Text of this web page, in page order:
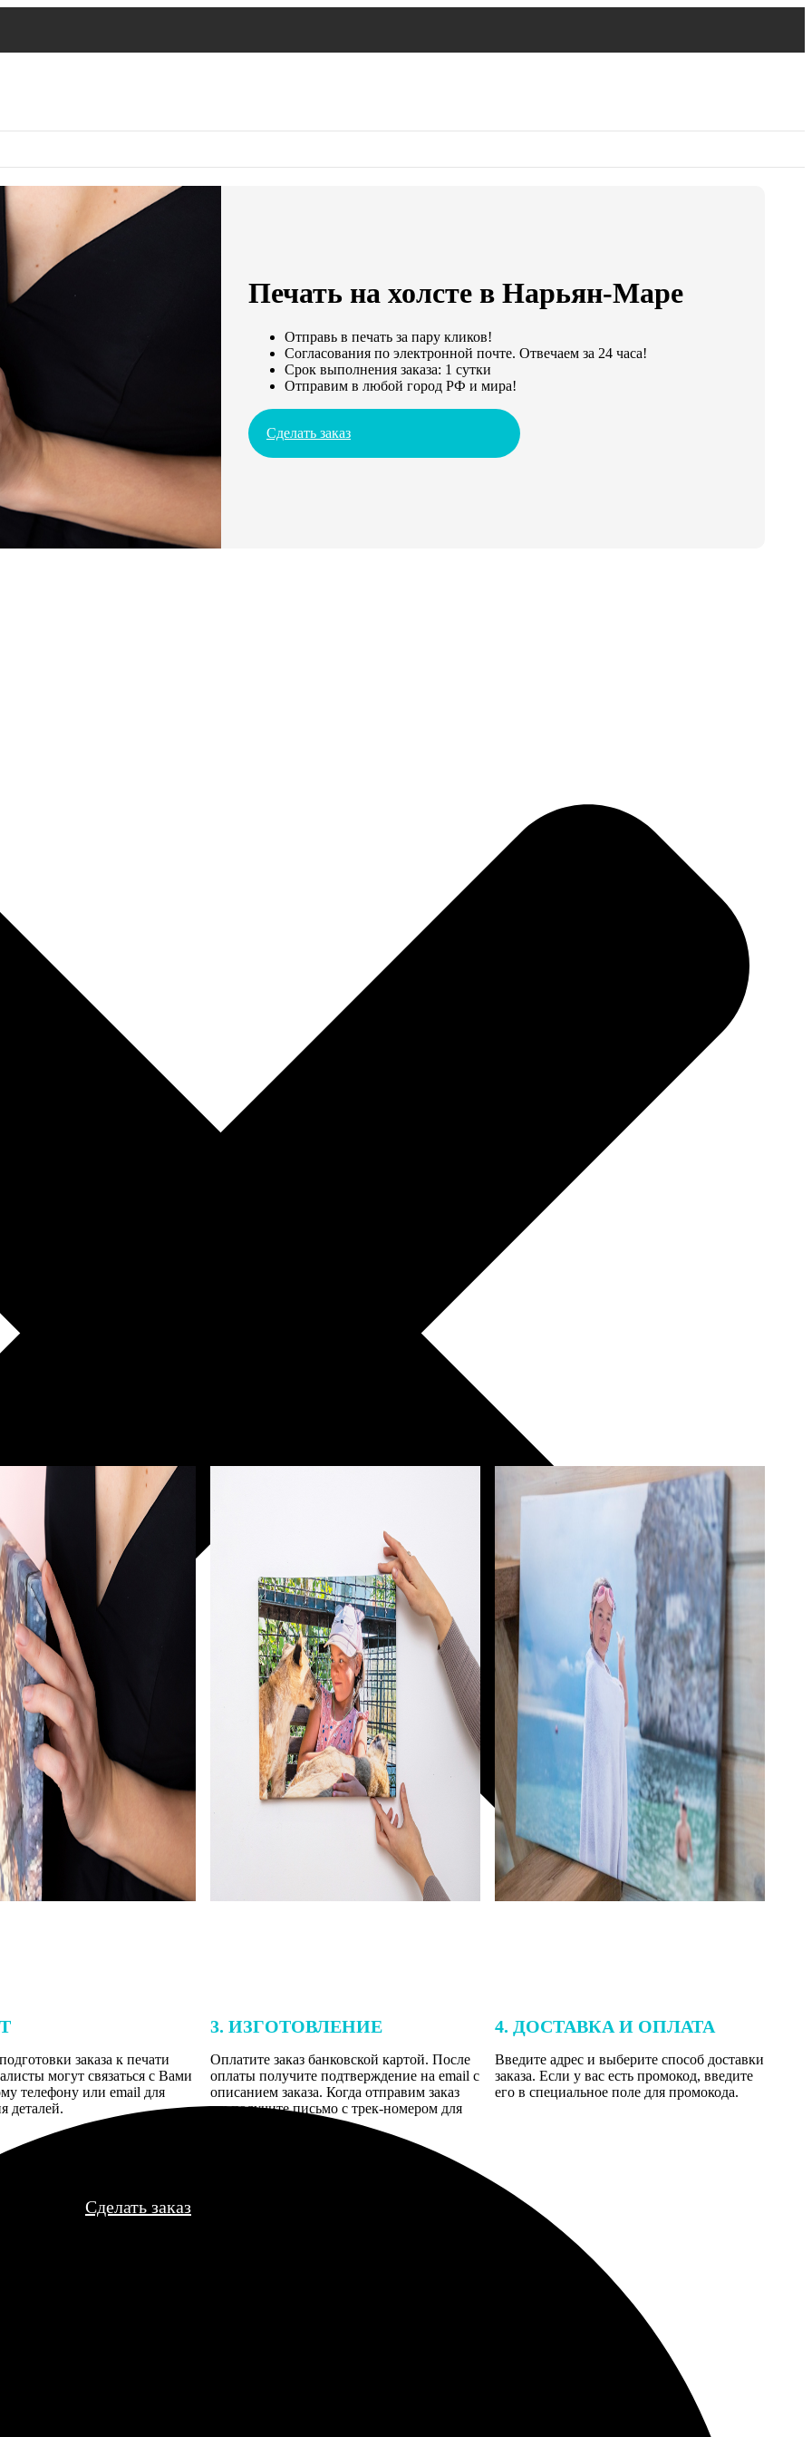
Печать на холсте в Нарьян-Маре
Отправь в печать за пару кликов!
Согласования по электронной почте. Отвечаем за 24 часа!
Срок выполнения заказа: 1 сутки
Отправим в любой город РФ и мира!
Сделать заказ
заказа к печати
могут связаться с Вами
телефону или email для
деталей.
3. ИЗГОТОВЛЕНИЕ
Оплатите заказ банковской картой. После
оплаты получите подтверждение на email с
описанием заказа. Когда отправим заказ
вы получите письмо с трек-номером для
4. ДОСТАВКА И ОПЛАТА
Введите адрес и выберите способ доставки
заказа. Если у вас есть промокод, введите
его в специальное поле для промокода.
Сделать заказ
но фото было с хорошим разрешением. В итоге смотрится отлично с расстояния. Краска не пахнет.